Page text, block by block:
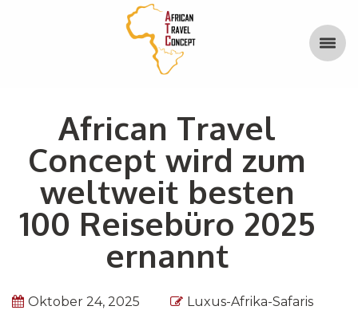
African Travel
Concept wird zum
weltweit besten
100 Reisebüro 2025
ernannt
Oktober 24, 2025 Luxus-Afrika-Safaris